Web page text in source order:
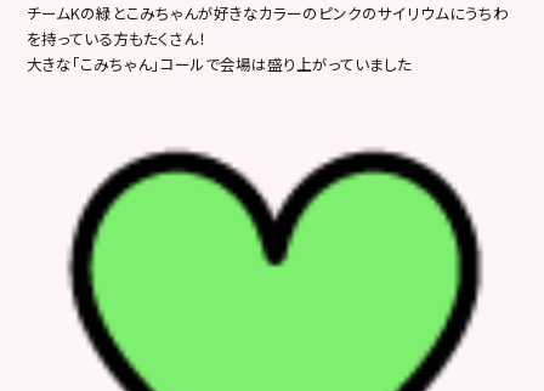
チームKの緑とこみちゃんが好きなカラーのピンクのサイリウムにうちわ
を持っている方もたくさん！
大きな「こみちゃん」コールで会場は盛り上がっていました